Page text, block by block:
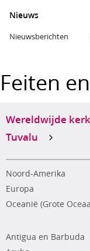
Nieuws
Nieuwsberichten
Feiten
Wereldwijde kerk
Tuvalu
Noord-Amerika
Europa
Oceanië (Grote
Antigua en Barbuda